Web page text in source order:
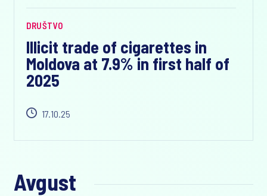
DRUŠTVO
Illicit trade of cigarettes in
Moldova at 7.9% in first half of
2025
17.10.25
Avgust